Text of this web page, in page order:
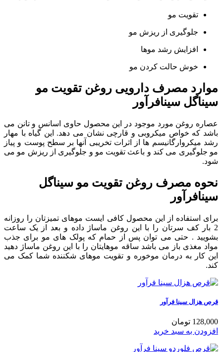
تقویت مو
جلوگیری از ریزش مو
افزایش رشد موها
خوش حالت کردن مو
موارد مصرف دارویی روغن تقویت مو
سیناگل سینافرآور
عصاره روغن مورد موجود در این محصول حاوی اسانس و تانن می
باشد که خواص میکروبی و قارچی نشان می دهد. این گیاه با مهار
رشد میکروارگانیسم ها از اثرات تخریبی آنها بر سطح پوست و پیاز
مو جلوگیری می کند و باعث تقویت مو و جلوگیری از ریزش مو می
شود.
نحوه مصرف روغن تقویت مو سیناگل
سینافرآور
برای استفاده از این محصول کافی ایست موهای تمیزتان را روزانه
2 بار کف سرتان را با این روغن ماساژ داده و بعد از یک ساعت
بشویید . حتی می توان پس از حمام که پولک های مو برای جذب
مواد مغذی باز می باشد ساقه موهایتان را با این روغن ماساژ دهید
این کار به درمان موخوره و تقویت موهای شکننده شما کمک می
کند.
قرص هزال سینا فرآور
128,000 تومان
افزودن به سبد خرید